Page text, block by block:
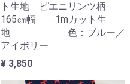
ト生地 ピエニリンツ柄
165㎝幅 1mカット生
地 色：ブルー／
アイボリー
¥ 3,850